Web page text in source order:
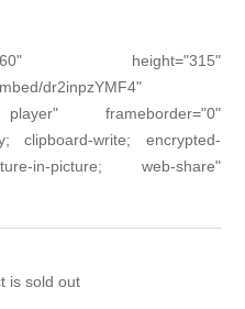
height="315"
dr2inpzYMF4"
frameborder="0"
clipboard-write; encrypted-
in-picture; web-share"
is sold out